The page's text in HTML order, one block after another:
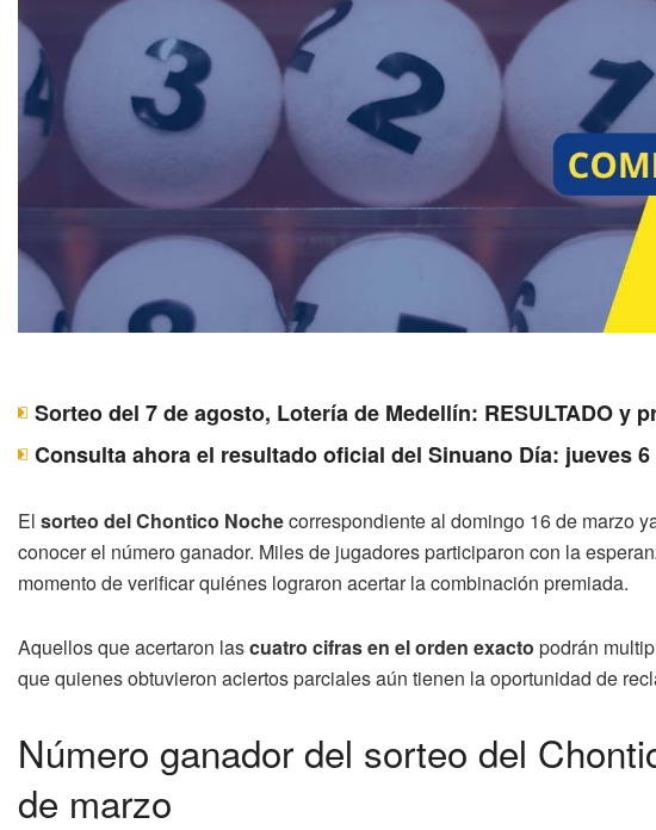
Sorteo del 7 de agosto, Lotería de Medellín: RESULTADO y
Consulta ahora el resultado oficial del Sinuano Día: jueves 6
El sorteo del Chontico Nochecorrespondiente al domingo 16 de marzo
conocer el número ganador. Miles de jugadores participaron con la
momento de verificar quiénes lograron acertar la combinación premiada.
Aquellos que acertaron lascuatro cifras en el orden exacto podrán
que quienes obtuvieron aciertos parciales aún tienen la oportunidad de
Número ganador del sorteo del
de marzo